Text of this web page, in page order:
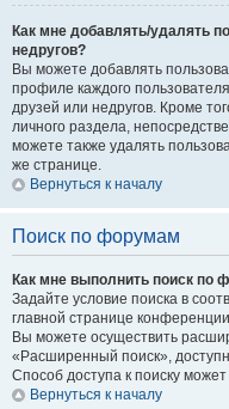
Как мне добавлять/удалять
недругов?
Вы можете добавлять
профиле каждого
друзей или недругов. Кроме
личного раздела,
можете также удалять
же странице.
Вернуться к началу
Поиск по форумам
Как мне выполнить поиск
Задайте условие поиска в
главной странице
Вы можете осуществить
«Расширенный поиск»,
Способ доступа к поиску
Вернуться к началу